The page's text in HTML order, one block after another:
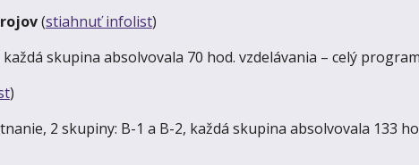
(stiahnuť infolist)
skupina absolvovala 70 hod. vzdelávania – celý
)
2 skupiny: B-1 a B-2, každá skupina absolvovala 133